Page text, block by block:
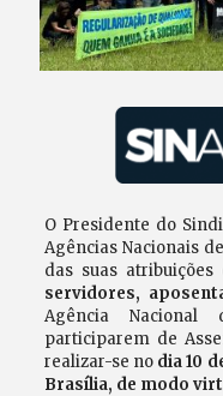
O Presidente do
Agências Nacionais
das suas atribuições
servidores,
Agência
participarem de
realizar-se no dia 10
Brasília, de modo